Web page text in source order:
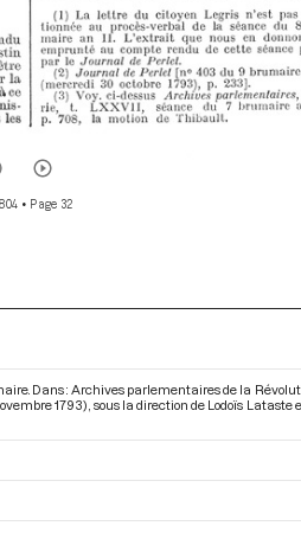
• Page 32
Dans : Archives parlementaires de la
1793) , sous la direction de Lodoïs Lataste